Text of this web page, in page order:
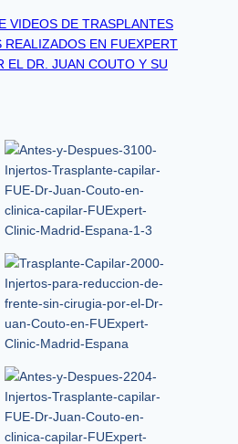
VIDEOS DE TRASPLANTES
REALIZADOS EN FUEXPERT
EL DR. JUAN COUTO Y SU